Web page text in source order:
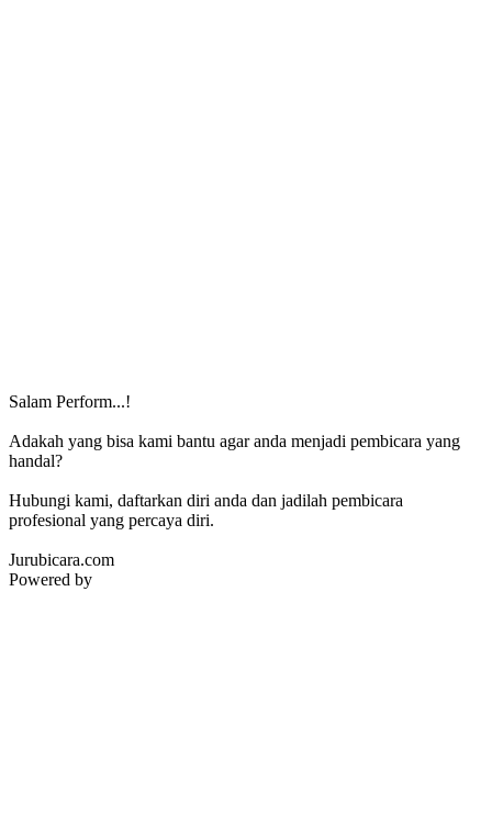
Salam Perform...!
Adakah yang bisa kami bantu agar anda menjadi pembicara yang
handal?
Hubungi kami, daftarkan diri anda dan jadilah pembicara
profesional yang percaya diri.
Jurubicara.com
Powered by